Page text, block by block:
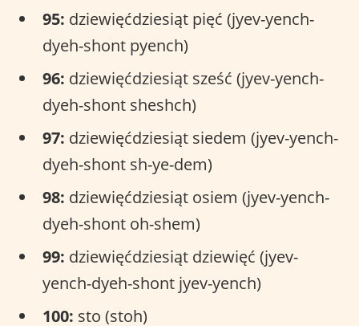
95: dziewięćdziesiąt pięć (jyev-yench-
dyeh-shont pyench)
96: dziewięćdziesiąt sześć (jyev-yench-
dyeh-shont sheshch)
97: dziewięćdziesiąt siedem (jyev-yench-
dyeh-shont sh-ye-dem)
98: dziewięćdziesiąt osiem (jyev-yench-
dyeh-shont oh-shem)
99: dziewięćdziesiąt dziewięć (jyev-
yench-dyeh-shont jyev-yench)
100: sto (stoh)